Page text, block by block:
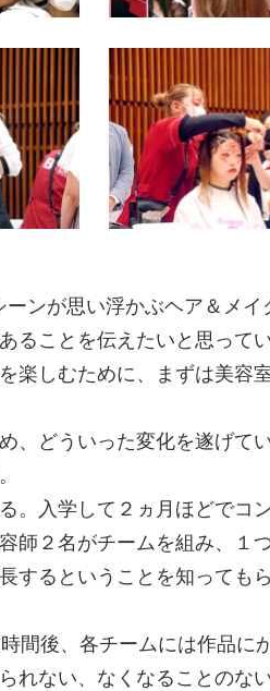
ンが思い浮かぶヘア＆メイ
ることを伝えたいと思って
楽しむために、まずは美容
、どういった変化を遂げて
。入学して２ヵ月ほどでコ
師２名がチームを組み、１
するということを知っても
間後、各チームには作品に
れない、なくなることのな